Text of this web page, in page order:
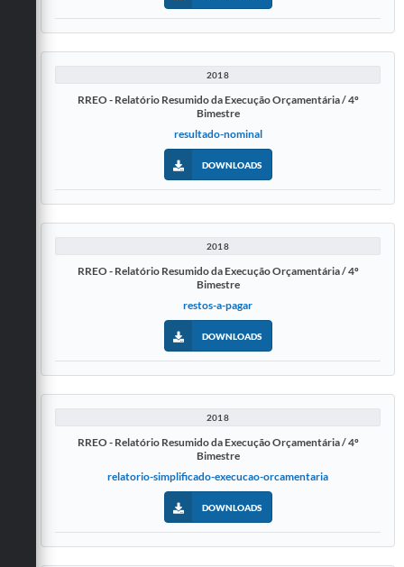
2018
RREO - Relatório Resumido da Execução Orçamentária / 4º
Bimestre
resultado-nominal
DOWNLOADS
2018
RREO - Relatório Resumido da Execução Orçamentária / 4º
Bimestre
restos-a-pagar
DOWNLOADS
2018
RREO - Relatório Resumido da Execução Orçamentária / 4º
Bimestre
relatorio-simplificado-execucao-orcamentaria
DOWNLOADS